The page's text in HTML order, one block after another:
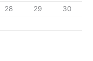
28 29
30